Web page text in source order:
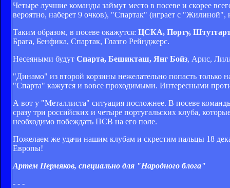
Четыре лучшие команды займут место в посеве и скорее
вероятно, наберет 9 очков), "Спартак" (играет с "Жилиной",
Таким образом, в посеве окажутся: ЦСКА, Порту,
Брага, Бенфика, Спартак, Глазго Рейнджерс.
Несеяными будут Спарта, Бешикташ, Янг Бойз, Арис,
"Динамо" из второй корзины нежелательно попасть
"Спарта" кажутся и вовсе проходимыми. Интересными
А вот у "Металлиста" ситуация посложнее. В посеве
сразу три российских и четыре португальских клуба,
необходимо побеждать ПСВ на его поле.
Пожелаем же удачи нашим клубам и скрестим пальцы 18
Европы!
Артем Пермяков, специально для "Народного блога"
- - -